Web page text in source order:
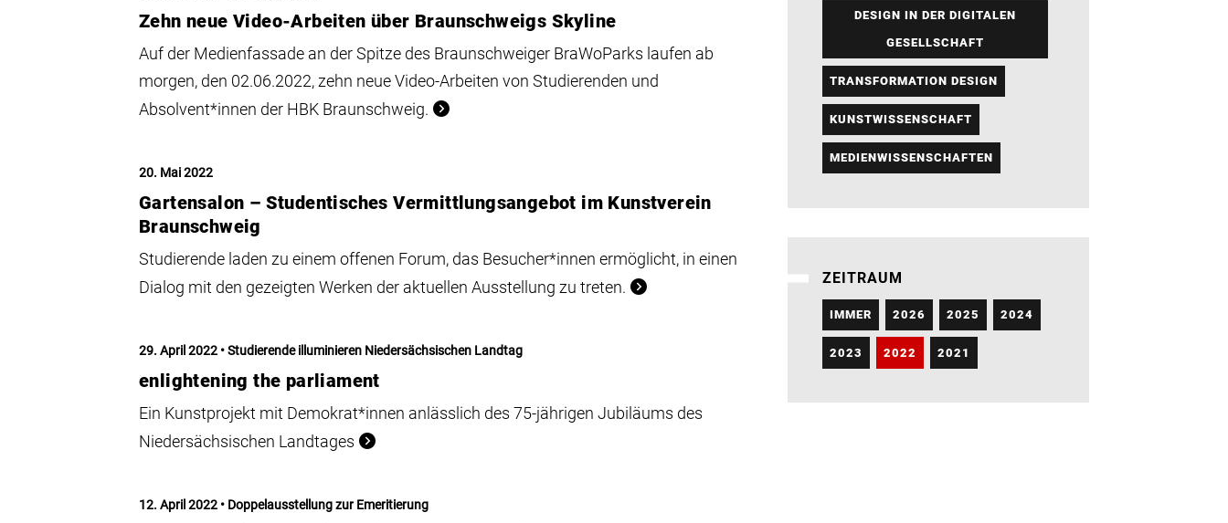
Zehn neue Video-Arbeiten über Braunschweigs Skyline
Auf der Medienfassade an der Spitze des Braunschweiger BraWoParks laufen ab
morgen, den 02.06.2022, zehn neue Video-Arbeiten von Studierenden und
Absolvent*innen der HBK Braunschweig.
20. Mai 2022
Gartensalon – Studentisches Vermittlungsangebot im Kunstverein
Braunschweig
Studierende laden zu einem offenen Forum, das Besucher*innen ermöglicht, in einen
Dialog mit den gezeigten Werken der aktuellen Ausstellung zu treten.
29. April 2022 Studierende illuminieren Niedersächsischen Landtag
enlightening the parliament
Ein Kunstprojekt mit Demokrat*innen anlässlich des 75-jährigen Jubiläums des
Niedersächsischen Landtages
12. April 2022 Doppelausstellung zur Emeritierung
DESIGN IN DER DIGITALEN
GESELLSCHAFT
TRANSFORMATION DESIGN
KUNSTWISSENSCHAFT
MEDIENWISSENSCHAFTEN
ZEITRAUM
IMMER 2026 2025 2024
2023 2022 2021